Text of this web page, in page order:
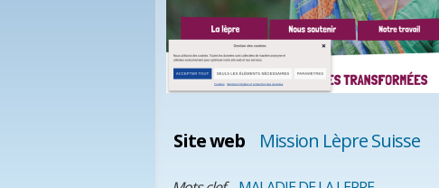
Site web Mission Lèpre Suisse